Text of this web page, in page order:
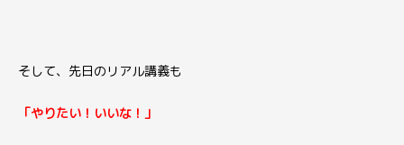
そして、先日のリアル講義も
「やりたい！いいな！」